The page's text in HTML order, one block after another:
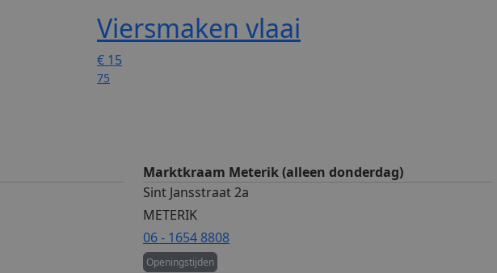
Viersmaken vlaai
€ 15
75
Marktkraam Meterik (alleen donderdag)
Sint Jansstraat 2a
METERIK
06 - 1654 8808
Openingstijden